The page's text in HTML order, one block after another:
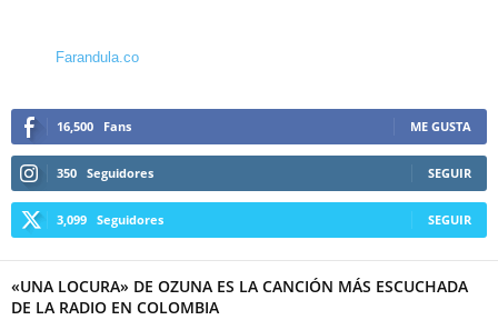
Farandula.co
16,500 Fans ME GUSTA
350 Seguidores SEGUIR
3,099 Seguidores SEGUIR
«UNA LOCURA» DE OZUNA ES LA CANCIÓN MÁS ESCUCHADA
DE LA RADIO EN COLOMBIA